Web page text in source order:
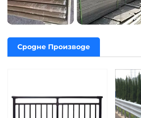
Сродне Производе